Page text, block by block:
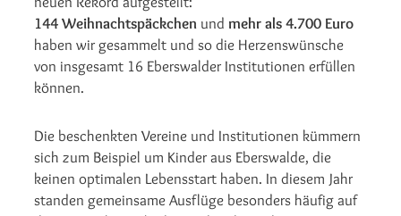
144 Weihnachtspäckchen und mehr als 4.700 Euro
haben wir gesammelt und so die Herzenswünsche
von insgesamt 16 Eberswalder Institutionen erfüllen
können.
Die beschenkten Vereine und Institutionen kümmern
sich zum Beispiel um Kinder aus Eberswalde, die
keinen optimalen Lebensstart haben. In diesem Jahr
standen gemeinsame Ausflüge besonders häufig auf